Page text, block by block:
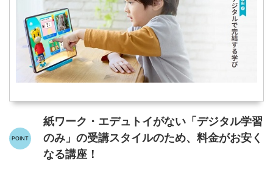
紙ワーク・エデュトイがない「デジタル学習
のみ」の受講スタイルのため、料金がお安く
なる講座！